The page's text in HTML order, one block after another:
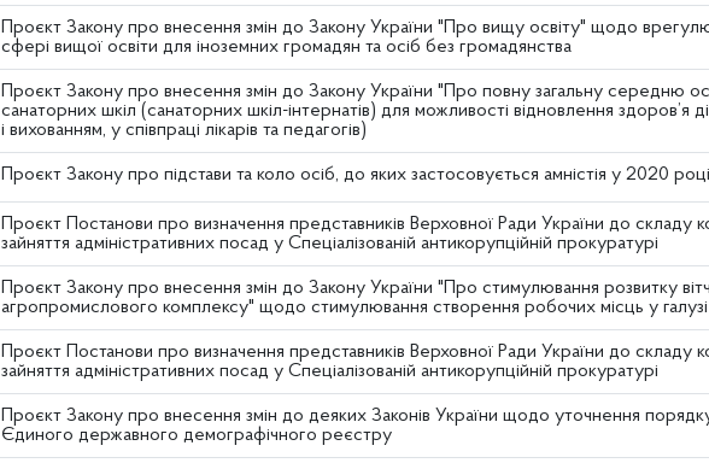
Проєкт Закону про внесення змін до Закону України "Про вищу освіту" щодо
сфері вищої освіти для іноземних громадян та осіб без громадянства
Проєкт Закону про внесення змін до Закону України "Про повну загальну середню
санаторних шкіл (санаторних шкіл-інтернатів) для можливості відновлення здоров’я
і вихованням, у співпраці лікарів та педагогів)
Проєкт Закону про підстави та коло осіб, до яких застосовується амністія у 2020 році
Проєкт Постанови про визначення представників Верховної Ради України до складу
зайняття адміністративних посад у Спеціалізованій антикорупційній прокуратурі
Проєкт Закону про внесення змін до Закону України "Про стимулювання розвитку
агропромислового комплексу" щодо стимулювання створення робочих місць у галузі
Проєкт Постанови про визначення представників Верховної Ради України до складу
зайняття адміністративних посад у Спеціалізованій антикорупційній прокуратурі
Проєкт Закону про внесення змін до деяких Законів України щодо уточнення
Єдиного державного демографічного реєстру